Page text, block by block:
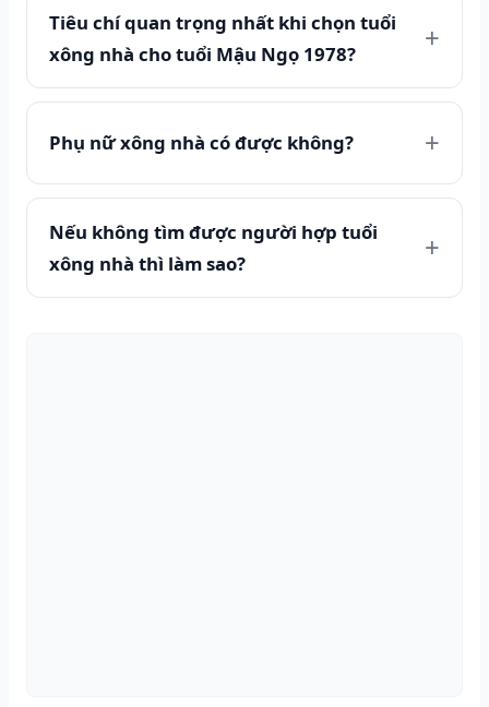
Tiêu chí quan trọng nhất khi chọn tuổi
xông nhà cho tuổi Mậu Ngọ 1978?
Phụ nữ xông nhà có được không?
Nếu không tìm được người hợp tuổi
xông nhà thì làm sao?